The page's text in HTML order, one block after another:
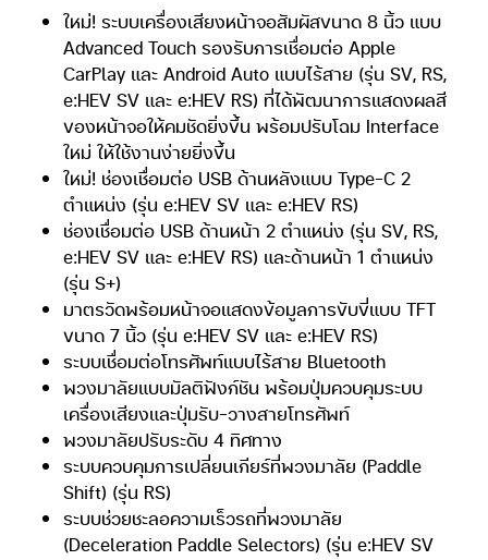
ใหม่! ระบบเครื่องเสียงหน้าจอสัมผัสขนาด 8 นิ้ว แบบ
Advanced Touch รองรับการเชื่อมต่อ Apple
CarPlay และ Android Auto แบบไร้สาย (รุ่น SV, RS,
e:HEV SV และ e:HEV RS) ที่ได้พัฒนาการแสดงผลสี
ของหน้าจอให้คมชัดยิ่งขึ้น พร้อมปรับโฉม Interface
ใหม่ ให้ใช้งานง่ายยิ่งขึ้น
ใหม่! ช่องเชื่อมต่อ USB ด้านหลังแบบ Type-C 2
ตำแหน่ง (รุ่น e:HEV SV และ e:HEV RS)
ช่องเชื่อมต่อ USB ด้านหน้า 2 ตำแหน่ง (รุ่น SV, RS,
e:HEV SV และ e:HEV RS) และด้านหน้า 1 ตำแหน่ง
(รุ่น S+)
มาตรวัดพร้อมหน้าจอแสดงข้อมูลการขับขี่แบบ TFT
ขนาด 7 นิ้ว (รุ่น e:HEV SV และ e:HEV RS)
ระบบเชื่อมต่อโทรศัพท์แบบไร้สาย Bluetooth
พวงมาลัยแบบมัลติฟังก์ชัน พร้อมปุ่มควบคุมระบบ
เครื่องเสียงและปุ่มรับ-วางสายโทรศัพท์
พวงมาลัยปรับระดับ 4 ทิศทาง
ระบบควบคุมการเปลี่ยนเกียร์ที่พวงมาลัย (Paddle
Shift) (รุ่น RS)
ระบบช่วยชะลอความเร็วรถที่พวงมาลัย
(Deceleration Paddle Selectors) (รุ่น e:HEV SV